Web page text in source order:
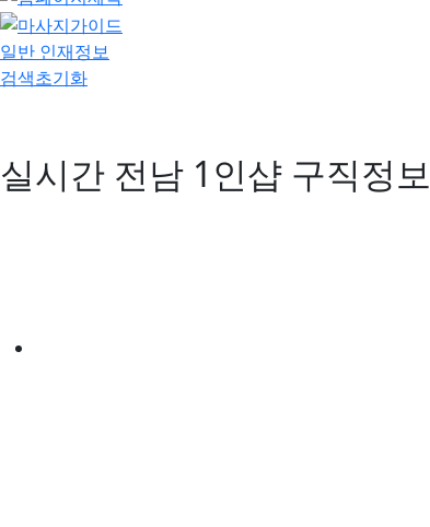
일반 인재정보
검색초기화
실시간 전남 1인샵 구직정보